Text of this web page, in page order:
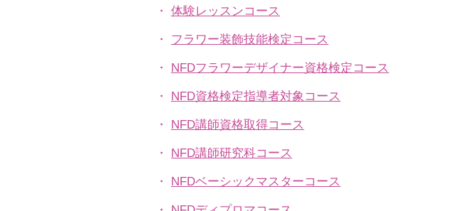
ケットアレンジ」
・ 体験レッスンコース
・ フラワー装飾技能検定コース
・ NFDフラワーデザイナー資格検定コース
・ NFD資格検定指導者対象コース
・ NFD講師資格取得コース
・ NFD講師研究科コース
・ NFDベーシックマスターコース